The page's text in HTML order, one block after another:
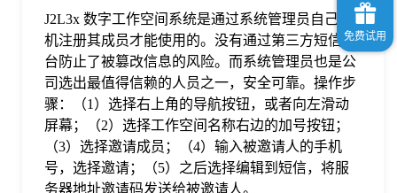
J2L3x 数字工作空间系统是通过系统管理员自己手
机注册其成员才能使用的。没有通过第三方短信平
台防止了被篡改信息的风险。而系统管理员也是公
司选出最值得信赖的人员之一，安全可靠。操作步
骤：（1）选择右上角的导航按钮，或者向左滑动
屏幕；（2）选择工作空间名称右边的加号按钮；
（3）选择邀请成员；（4）输入被邀请人的手机
号，选择邀请；（5）之后选择编辑到短信，将服
务器地址邀请码发送给被邀请人。